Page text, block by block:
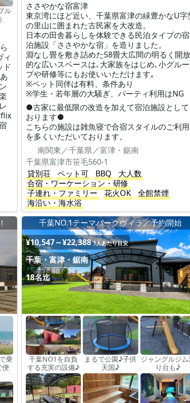
ル
ィ
ド
ささやかな宿富津
東京湾にほど近い、千葉県富津の緑豊かなU字
の里山に囲まれた古民家を大改造。
日本の田舎暮らしを体験できる民泊タイプの宿
泊施設「ささやかな宿」を造りました。
淵なし畳を敷き詰めた58畳大広間の明るく開放
的な広いスペースは､大家族をはじめ､小グルー
プや研修等にもお使いいただけます｡
※ペット同伴は有料、条件あり
※学生・若年層の大騒ぎ、パーティ利用はNG
●古家に最低限の改造を加えて宿泊施設として
おります●
こちらの施設は雑魚寝で合宿スタイルのご利用
を多くいただいております。
南関東／千葉県／富津・鋸南
千葉県富津市笹毛560-1
貸別荘
ペット可 BBQ
大人数
合宿・ワーケーション・研修
子連れ・ファミリー
花火OK
全館禁煙
海沿い・海水浴
乗
便
千葉NO.1テーマパークヴィラ／予約開始
¥10,547～¥22,388 1人あたり目安
千葉・富津・鋸南
18名迄
千葉NO1を自負
する充実の設備♪
まるで公園♪子供
天国♪
ジャングルジム
り台も♪